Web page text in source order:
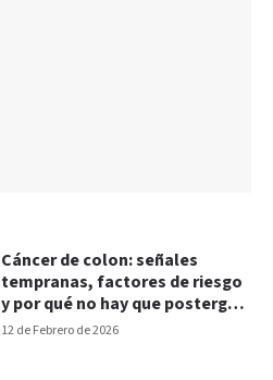
12 de Febrero de 2026
Cáncer de colon: señales
tempranas, factores de riesgo
y por qué no hay que postergar
la consulta